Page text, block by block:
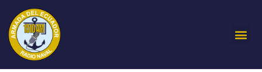
contenido